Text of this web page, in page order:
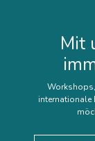
Mit
internationale